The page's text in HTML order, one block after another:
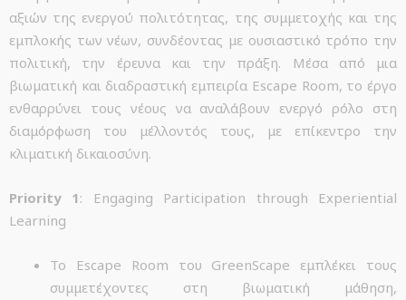
αξιών της ενεργού πολιτότητας, της συμμετοχής και της
εμπλοκής των νέων, συνδέοντας με ουσιαστικό τρόπο την
πολιτική, την έρευνα και την πράξη. Μέσα από μια
βιωματική και διαδραστική εμπειρία Escape Room, το έργο
ενθαρρύνει τους νέους να αναλάβουν ενεργό ρόλο στη
διαμόρφωση του μέλλοντός τους, με επίκεντρο την
κλιματική δικαιοσύνη.
Priority 1 : Engaging Participation through Experiential
Learning
Το Escape Room του GreenScape εμπλέκει τους
συμμετέχοντες στη βιωματική μάθηση,